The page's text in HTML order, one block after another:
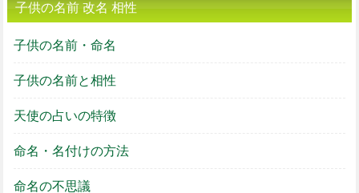
子供の名前 改名 相性
子供の名前・命名
子供の名前と相性
天使の占いの特徴
命名・名付けの方法
命名の不思議